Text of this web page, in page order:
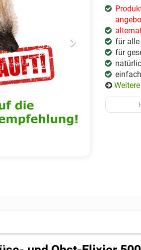
für alle
für